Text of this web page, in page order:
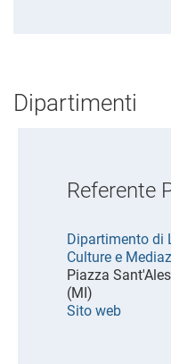
Dipartimenti
Referente
Dipartimento di
Culture e
Piazza
(MI)
Sito web